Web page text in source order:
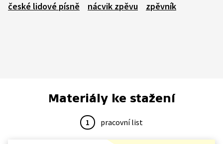
české lidové písně
nácvik zpěvu zpěvník
Materiály ke stažení
1 pracovní list